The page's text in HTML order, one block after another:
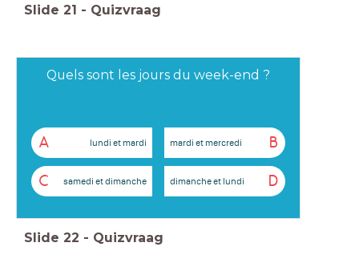
Slide 21 - Quizvraag
Quels sont les jours du week-end ?
A lundi et mardi B
mardi et mercredi
C samedi et dimanche D
dimanche et lundi
Slide 22 - Quizvraag